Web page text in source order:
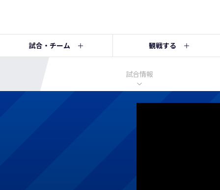
試合・チーム 観戦する
試合情報